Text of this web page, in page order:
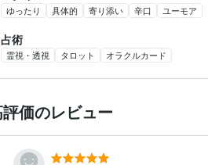
ゆったり 具体的 寄り添い 辛口 ユーモア
占術
霊視・透視 タロット オラクルカード
価のレビュー